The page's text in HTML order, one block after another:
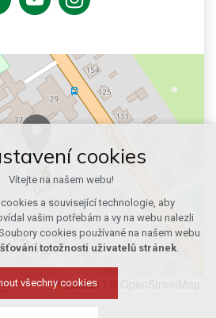
Leaflet
cookies
Vítejte na našem webu!
a související technologie, aby
vašim potřebám a vy na webu nalezli
cookies používané na našem webu
totožnosti uživatelů stránek.
všechny cookies